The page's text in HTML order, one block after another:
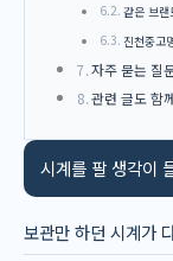
같은 브
진천중고
자주 묻는 질
관련 글도 함
시계를 팔 생각이
보관만 하던 시계가